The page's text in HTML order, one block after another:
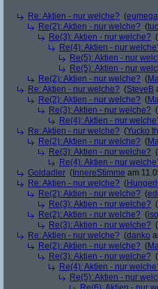
Re: Aktien - nur welche? (eumega
Re(2): Aktien - nur welche? (
Re(3): Aktien - nur welche? (
Re(4): Aktien - nur
Re(5): Aktien - nur
Re(5): Aktien - nur
Re(2): Aktien - nur welche? (
Re: Aktien - nur welche? (SteveB
Re(2): Aktien - nur welche? (
Re(3): Aktien - nur welche? (
Re(4): Aktien - nur
Re: Aktien - nur welche? (Yucko
Re(2): Aktien - nur welche? (
Re(3): Aktien - nur welche? (
Re(4): Aktien - nur
Goldadler ( InnereStimme am
Re: Aktien - nur welche? (
Re(2): Aktien - nur welche? (
Re(3): Aktien - nur welche? (
Re(2): Aktien - nur welche? (
Re(3): Aktien - nur welche? (
Re: Aktien - nur welche? (danko
Re(2): Aktien - nur welche? (
Re(3): Aktien - nur welche? (
Re(4): Aktien - nur
Re(5): Aktien - nur